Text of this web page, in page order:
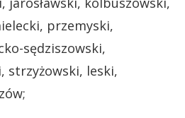
przemyski,
sędziszowski,
strzyżowski, leski,